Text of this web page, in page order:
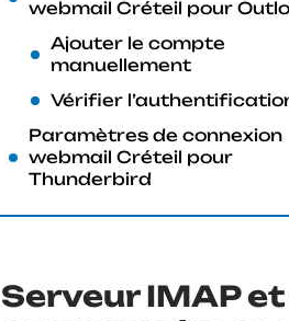
webmail Créteil pour
Ajouter le compte
manuellement
Vérifier
Paramètres de connexion
webmail Créteil pour
Thunderbird
Serveur IMAP